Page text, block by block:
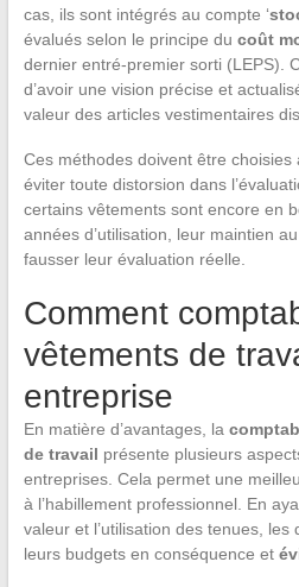
cas, ils sont intégrés au compte ‘
évalués selon le principe du coût
dernier entré-premier sorti (LEPS).
d’avoir une vision précise et
valeur des articles vestimentaires
Ces méthodes doivent être
éviter toute distorsion dans
certains vêtements sont encore en
années d’utilisation, leur maintien
fausser leur évaluation réelle.
Comment
vêtements de
entreprise
En matière d’avantages, la
de travail présente plusieurs
entreprises. Cela permet une
à l’habillement professionnel. En
valeur et l’utilisation des tenues,
leurs budgets en conséquence et